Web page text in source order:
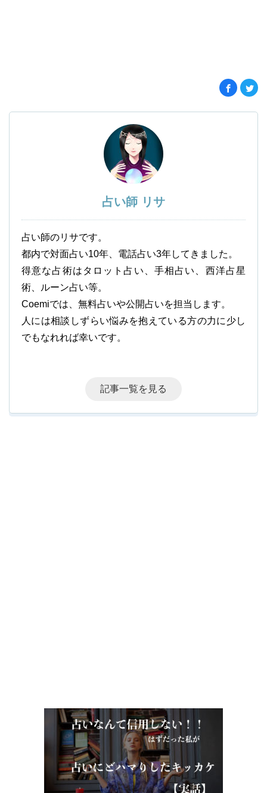
占い師 リサ
占い師のリサです。
都内で対面占い10年、電話占い3年してきました。
得意な占術はタロット占い、手相占い、西洋占星
術、ルーン占い等。
Coemiでは、無料占いや公開占いを担当します。
人には相談しずらい悩みを抱えている方の力に少し
でもなれれば幸いです。
記事一覧を見る